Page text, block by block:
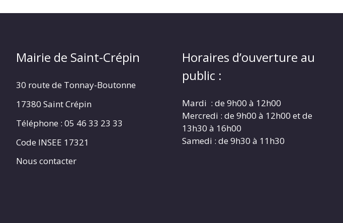
Mairie de Saint-Crépin
30 route de Tonnay-Boutonne
17380 Saint Crépin
Téléphone : 05 46 33 23 33
Code INSEE 17321
Nous contacter
Horaires d’ouverture au
public :
Mardi : de 9h00 à 12h00
Mercredi : de 9h00 à 12h00 et de
13h30 à 16h00
Samedi : de 9h30 à 11h30